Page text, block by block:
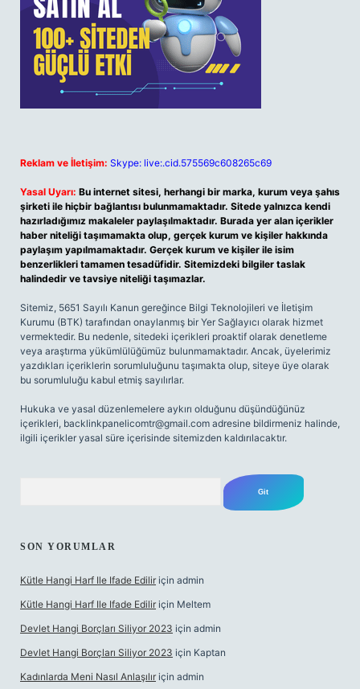
Reklam ve İletişim: Skype: live:.cid.575569c608265c69
Yasal Uyarı: Bu internet sitesi, herhangi bir marka, kurum veya şahıs
şirketi ile hiçbir bağlantısı bulunmamaktadır. Sitede yalnızca kendi
hazırladığımız makaleler paylaşılmaktadır. Burada yer alan içerikler
haber niteliği taşımamakta olup, gerçek kurum ve kişiler hakkında
paylaşım yapılmamaktadır. Gerçek kurum ve kişiler ile isim
benzerlikleri tamamen tesadüfidir. Sitemizdeki bilgiler taslak
halindedir ve tavsiye niteliği taşımazlar.
Sitemiz, 5651 Sayılı Kanun gereğince Bilgi Teknolojileri ve İletişim
Kurumu (BTK) tarafından onaylanmış bir Yer Sağlayıcı olarak hizmet
vermektedir. Bu nedenle, sitedeki içerikleri proaktif olarak denetleme
veya araştırma yükümlülüğümüz bulunmamaktadır. Ancak, üyelerimiz
yazdıkları içeriklerin sorumluluğunu taşımakta olup, siteye üye olarak
bu sorumluluğu kabul etmiş sayılırlar.
Hukuka ve yasal düzenlemelere aykırı olduğunu düşündüğünüz
içerikleri, backlinkpanelicomtr@gmail.com adresine bildirmeniz halinde,
ilgili içerikler yasal süre içerisinde sitemizden kaldırılacaktır.
SON YORUMLAR
Kütle Hangi Harf Ile Ifade Edilir için admin
Kütle Hangi Harf Ile Ifade Edilir için Meltem
Devlet Hangi Borçları Siliyor 2023 için admin
Devlet Hangi Borçları Siliyor 2023 için Kaptan
Kadınlarda Meni Nasıl Anlaşılır için admin